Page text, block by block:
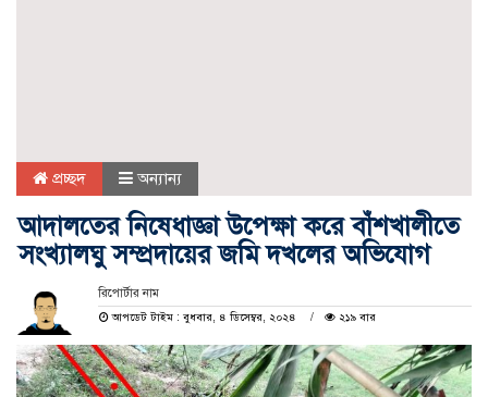
প্রচ্ছদ অন্যান্য
আদালতের নিষেধাজ্ঞা উপেক্ষা করে বাঁশখালীতে
সংখ্যালঘু সম্প্রদায়ের জমি দখলের অভিযোগ
রিপোর্টার নাম
আপডেট টাইম : বুধবার, ৪ ডিসেম্বর, ২০২৪
২১৯ বার